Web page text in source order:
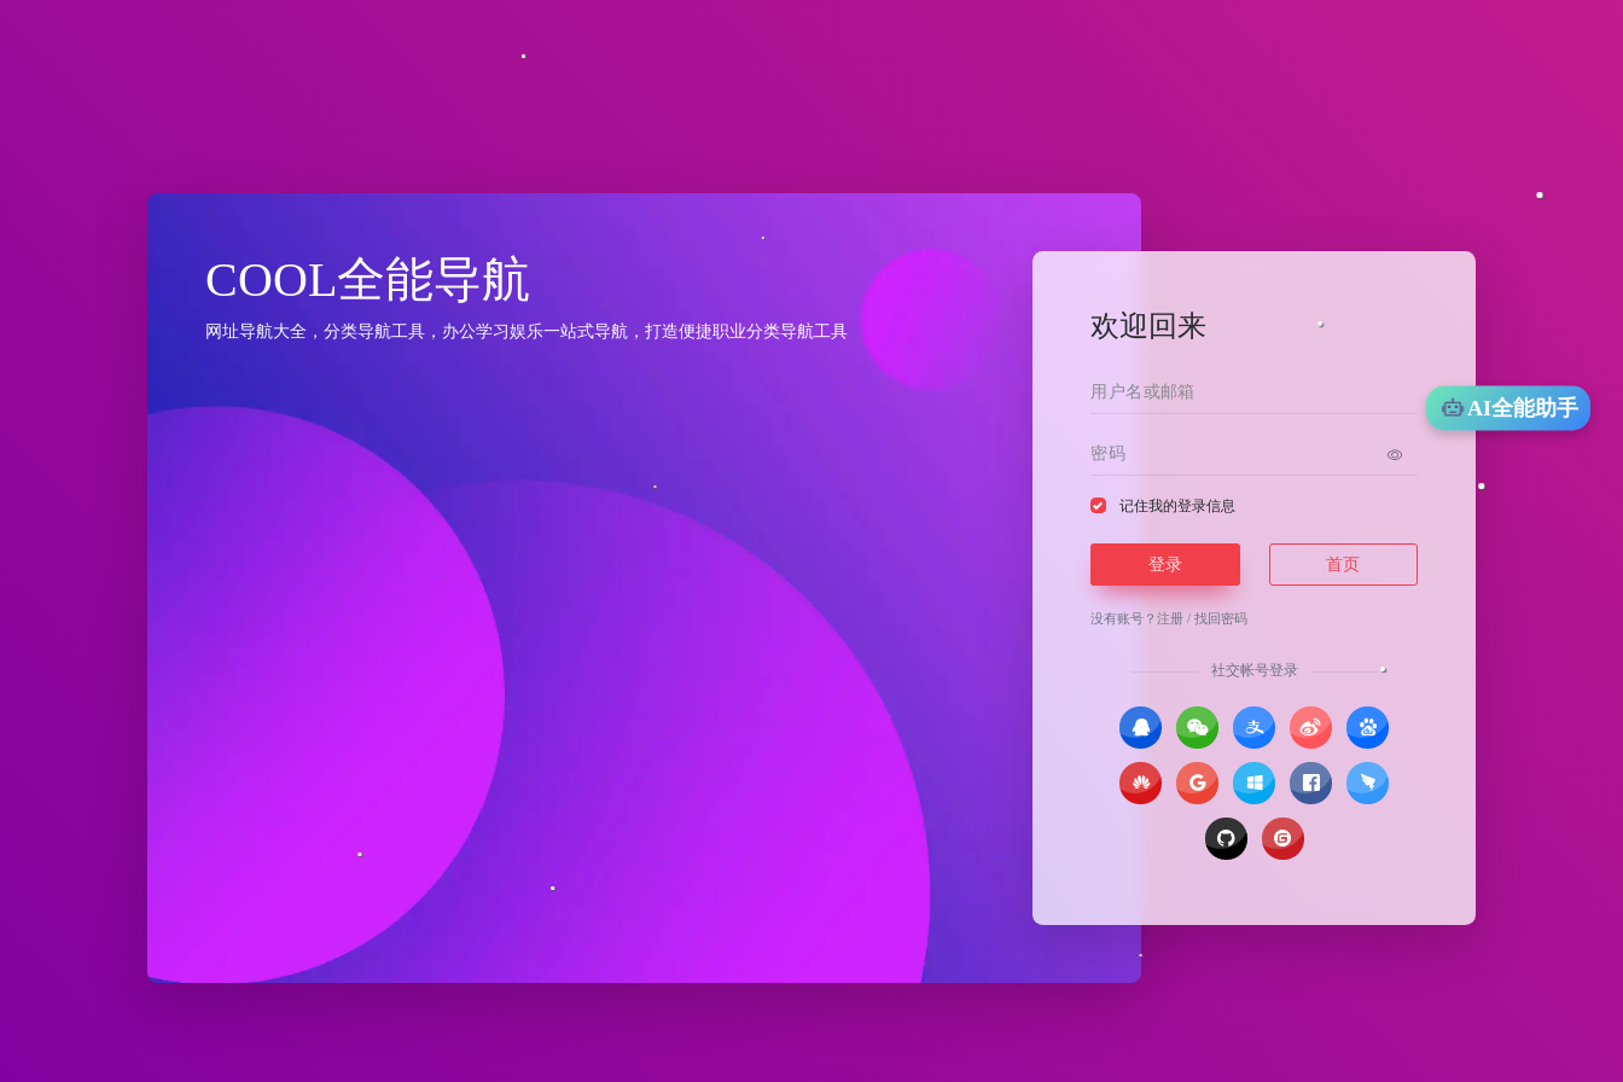
COOL全能导航
网址导航大全，分类导航工具，办公学习娱乐一站式导航，打造便捷职业分类导航工具 欢迎回来
记住我的登录信息
登录 首页
没有账号？注册 /找回密码
社交帐号登录
AI全能助手